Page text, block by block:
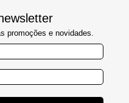
promoções e novidades.